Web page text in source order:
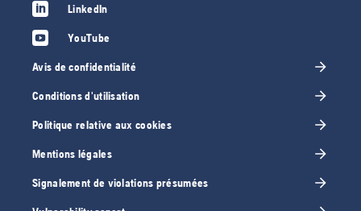
LinkedIn
YouTube
Avis de confidentialité
Conditions d'utilisation
Politique relative aux cookies
Mentions légales
Signalement de violations présumées